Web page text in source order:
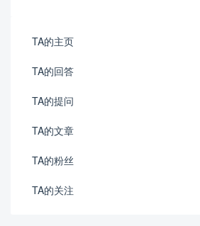
TA的主页
TA的回答
TA的提问
TA的文章
TA的粉丝
TA的关注